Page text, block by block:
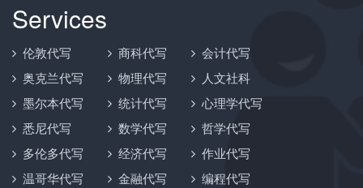
Services
伦敦代写
奥克兰代写
墨尔本代写
悉尼代写
多伦多代写
温哥华代写
商科代写
物理代写
统计代写
数学代写
经济代写
金融代写
会计代写
人文社科
心理学代写
哲学代写
作业代写
编程代写